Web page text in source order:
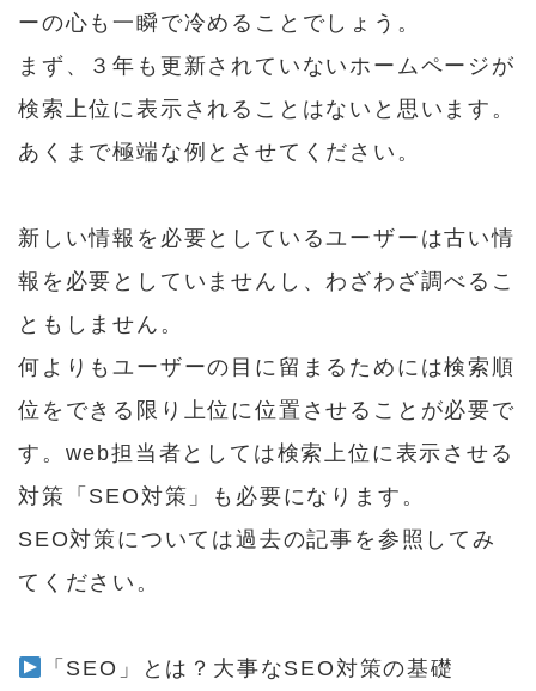
ーの心も一瞬で冷めることでしょう。
まず、３年も更新されていないホームページが
検索上位に表示されることはないと思います。
あくまで極端な例とさせてください。
新しい情報を必要としているユーザーは古い情
報を必要としていませんし、わざわざ調べるこ
ともしません。
何よりもユーザーの目に留まるためには検索順
位をできる限り上位に位置させることが必要で
す。web担当者としては検索上位に表示させる
対策「SEO対策」も必要になります。
SEO対策については過去の記事を参照してみ
てください。
「SEO」とは？大事なSEO対策の基礎